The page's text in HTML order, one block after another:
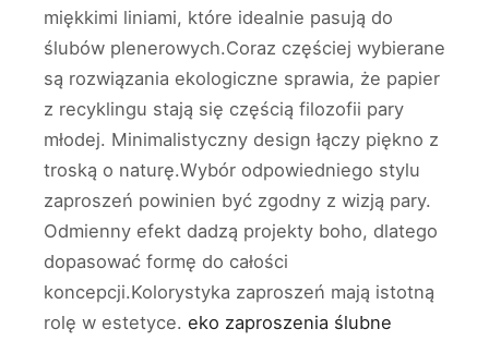
miękkimi liniami, które idealnie pasują do
ślubów plenerowych.Coraz częściej wybierane
są rozwiązania ekologiczne sprawia, że papier
z recyklingu stają się częścią filozofii pary
młodej. Minimalistyczny design łączy piękno z
troską o naturę.Wybór odpowiedniego stylu
zaproszeń powinien być zgodny z wizją pary.
Odmienny efekt dadzą projekty boho, dlatego
dopasować formę do całości
koncepcji.Kolorystyka zaproszeń mają istotną
rolę w estetyce. eko zaproszenia ślubne